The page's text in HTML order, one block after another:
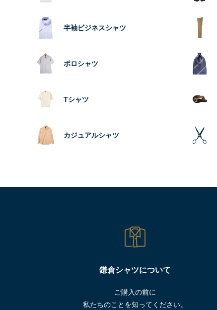
半袖ビジネスシャツ
ポロシャツ
Tシャツ
カジュアルシャツ
鎌倉シャツについて
ご購入の前に
私たちのことを知ってください。